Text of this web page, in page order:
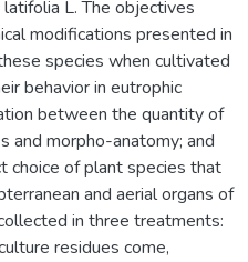
L. The objectives
modifications presented in
species when cultivated
behavior in eutrophic
between the quantity of
and morpho-anatomy; and
choice of plant species that
and aerial organs of
in three treatments:
residues come,